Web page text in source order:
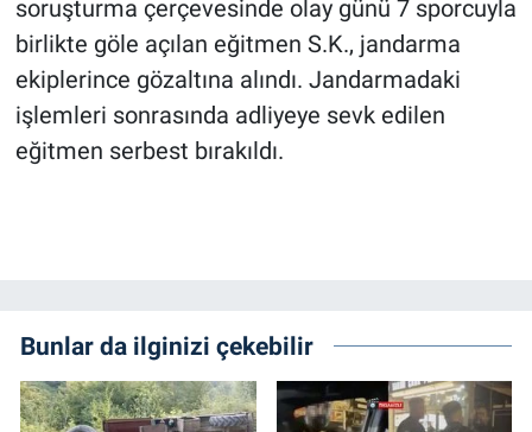
soruşturma çerçevesinde olay günü 7 sporcuyla
birlikte göle açılan eğitmen S.K., jandarma
ekiplerince gözaltına alındı. Jandarmadaki
işlemleri sonrasında adliyeye sevk edilen
eğitmen serbest bırakıldı.
Bunlar da ilginizi çekebilir